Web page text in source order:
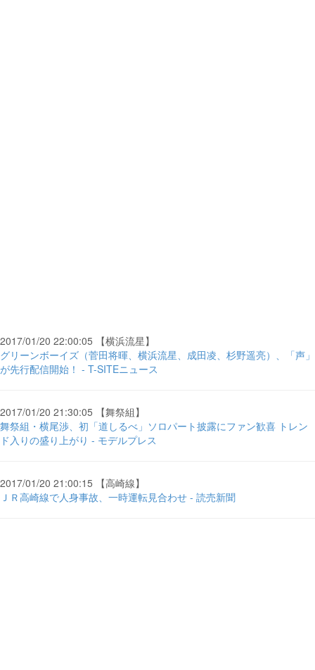
2017/01/20 22:00:05 【横浜流星】
グリーンボーイズ（菅田将暉、横浜流星、成田凌、杉野遥亮）、「声」
が先行配信開始！ - T-SITEニュース
2017/01/20 21:30:05 【舞祭組】
舞祭組・横尾渉、初「道しるべ」ソロパート披露にファン歓喜 トレン
ド入りの盛り上がり - モデルプレス
2017/01/20 21:00:15 【高崎線】
ＪＲ高崎線で人身事故、一時運転見合わせ - 読売新聞